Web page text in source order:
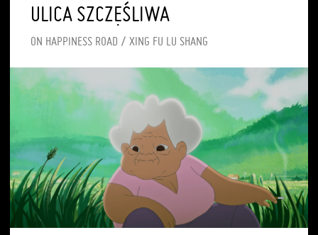
ULICA SZCZĘŚLIWA
ON HAPPINESS ROAD / XING FU LU SHANG